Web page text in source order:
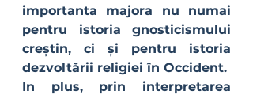
importanta majora nu numai
pentru istoria gnosticismului
creștin, ci și pentru istoria
dezvoltării religiei în Occident.
In plus, prin interpretarea